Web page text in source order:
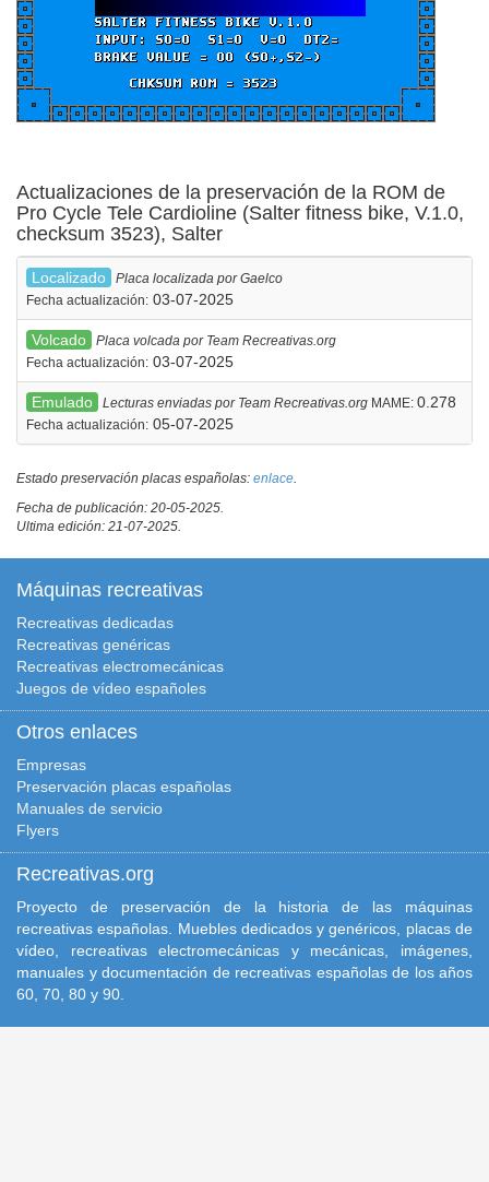
Actualizaciones de la preservación de la ROM de
Pro Cycle Tele Cardioline (Salter fitness bike, V.1.0,
checksum 3523), Salter
Localizado
Placa localizada por Gaelco
Fecha actualización: 03-07-2025
Volcado
Placa volcada por Team Recreativas.org
Fecha actualización: 03-07-2025
Emulado Lecturas enviadas por Team Recreativas.org MAME: 0.278
Fecha actualización: 05-07-2025
Estado preservación placas españolas: enlace.
Fecha de publicación: 20-05-2025.
Ultima edición: 21-07-2025.
Máquinas recreativas
Recreativas dedicadas
Recreativas genéricas
Recreativas electromecánicas
Juegos de vídeo españoles
Otros enlaces
Empresas
Preservación placas españolas
Manuales de servicio
Flyers
Recreativas.org
Proyecto de preservación de la historia de las máquinas
recreativas españolas. Muebles dedicados y genéricos, placas de
vídeo, recreativas electromecánicas y mecánicas, imágenes,
manuales y documentación de recreativas españolas de los años
60, 70, 80 y 90.